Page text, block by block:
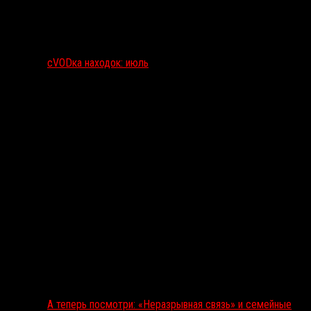
сVODка находок: июль
А теперь посмотри: «Неразрывная связь» и семейные